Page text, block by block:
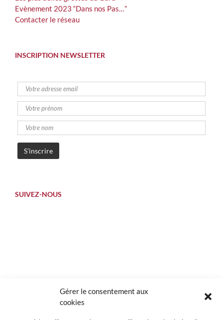
Gérer le consentement aux
cookies
Evènement 2023 “Dans nos Pas…”
Contacter le réseau
INSCRIPTION NEWSLETTER
SUIVEZ-NOUS